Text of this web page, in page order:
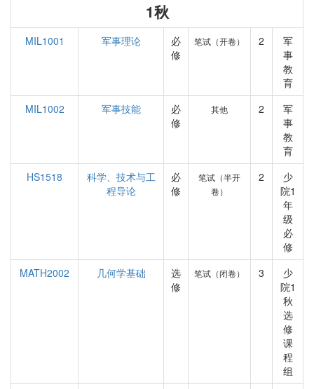
1秋
MIL1001 军事理论
必
修
笔试（开卷） 2
军
事
教
育
MIL1002
军事技能
必
修
其他 2
军
事
教
育
HS1518
科学、技术与工
程导论
必
修
笔试（半开
卷）
2
少
院1
年
级
必
修
MATH2002
几何学基础
选
修
笔试（闭卷） 3
少
院1
秋
选
修
课
程
组